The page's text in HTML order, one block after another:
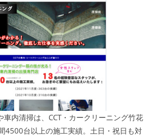
車内清掃は、CCT・カークリーニング竹花
4500台以上の施工実績。土日・祝日も対